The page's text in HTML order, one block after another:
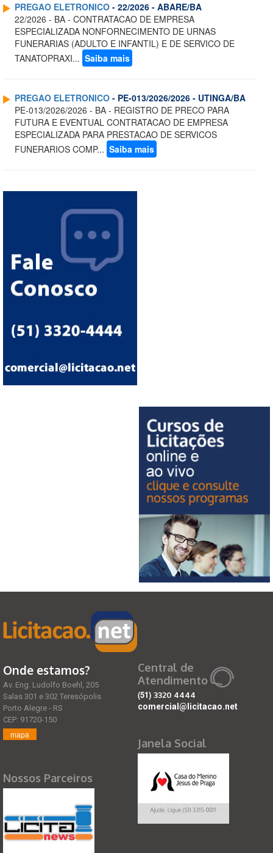
PREGAO ELETRONICO - 22/2026 - ABARE/BA
22/2026 - BA - CONTRATACAO DE EMPRESA
ESPECIALIZADA NONFORNECIMENTO DE URNAS
FUNERARIAS (ADULTO E INFANTIL) E DE SERVICO DE
TANATOPRAXI... Saiba mais
PREGAO ELETRONICO - PE-013/2026/2026 - UTINGA/BA
PE-013/2026/2026 - BA - REGISTRO DE PRECO PARA
FUTURA E EVENTUAL CONTRATACAO DE EMPRESA
ESPECIALIZADA PARA PRESTACAO DE SERVICOS
FUNERARIOS COMP... Saiba mais
Onde estamos?
Av. Eng. Ludolfo Boehl, 205
Salas 301 e 302 Teresópolis
Porto Alegre - RS
CEP: 91720-150
mapa
Nossos Parceiros
Central de
Atendimento
(51) 3320 4444
comercial@licitacao.net
Janela Social